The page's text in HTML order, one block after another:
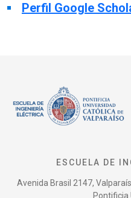
Perfil Google
ESCUELA DE
Avenida Brasil 2147,
Pontificia